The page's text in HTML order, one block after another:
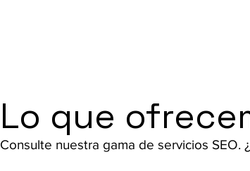
Lo que
Consulte nuestra gama de servicios SEO.